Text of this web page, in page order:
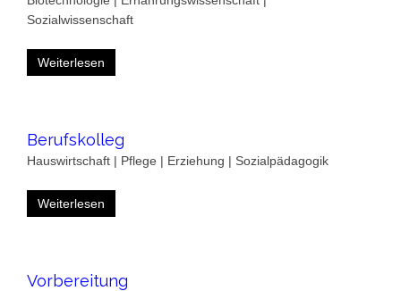
Sozialwissenschaft
Weiterlesen
Berufskolleg
Hauswirtschaft | Pflege | Erziehung | Sozialpädagogik
Weiterlesen
Vorbereitung